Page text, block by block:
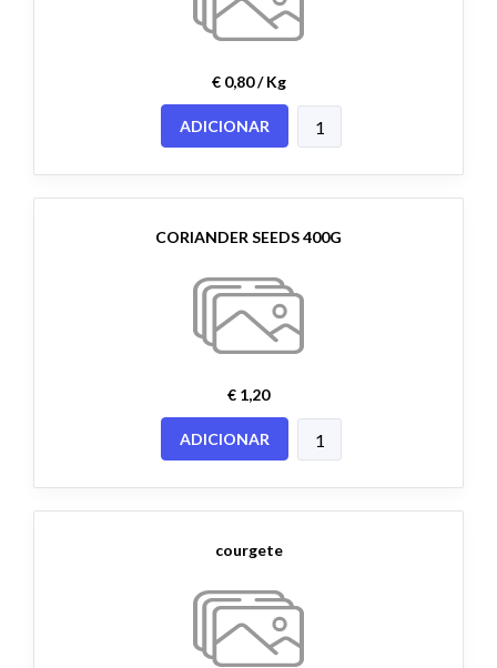
€ 0,80 / Kg
ADICIONAR
CORIANDER SEEDS 400G
€ 1,20
ADICIONAR
courgete